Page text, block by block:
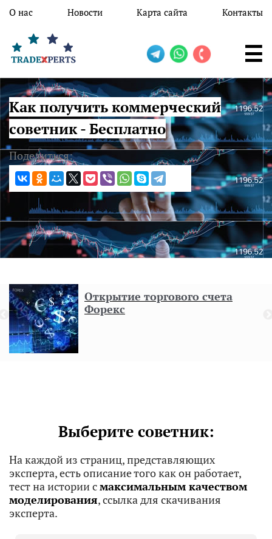
Перейти к основному содержанию
О нас Новости Карта сайта Контакты
Как получить коммерческий
советник - Бесплатно
Поделиться:
Открытие торгового счета
Форекс
Выберите советник:
На каждой из страниц, представляющих
эксперта, есть описание того как он работает,
тест на истории смаксимальным качеством
моделирования, ссылка для скачивания
эксперта.